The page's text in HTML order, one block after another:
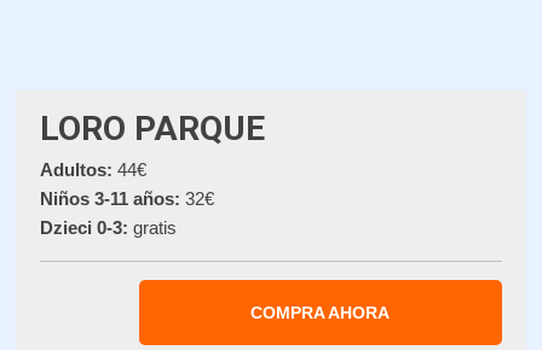
LORO PARQUE
Adultos: 44€
Niños 3-11 años: 32€
Dzieci 0-3: gratis
COMPRA AHORA